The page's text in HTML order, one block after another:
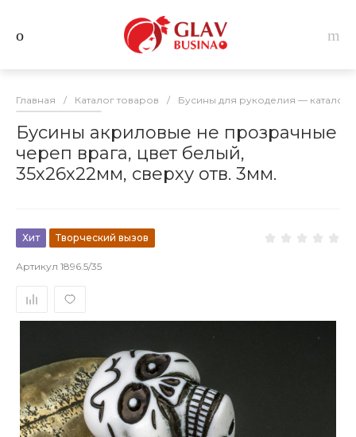
Главная / Каталог товаров / Бусины для рукоделия — каталог
Бусины акриловые не прозрачные
череп врага, цвет белый,
35х26х22мм, сверху отв. 3мм.
Хит Творческий вызов
Артикул 1896.5/35